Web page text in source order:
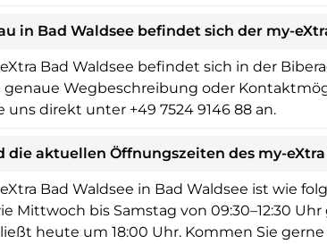
in Bad Waldsee befindet sich der my-
Bad Waldsee befindet sich in der
genaue Wegbeschreibung oder
uns direkt unter +49 7524 9146 88 an.
die aktuellen Öffnungszeiten des my-
Bad Waldsee in Bad Waldsee ist wie
Mittwoch bis Samstag von 09:30–12:30
heute um 18:00 Uhr. Kommen Sie